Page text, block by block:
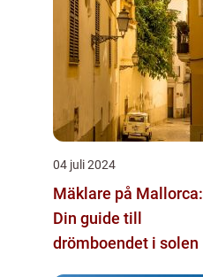
04 juli 2024
Mäklare på Mallorca:
Din guide till
drömboendet i solen